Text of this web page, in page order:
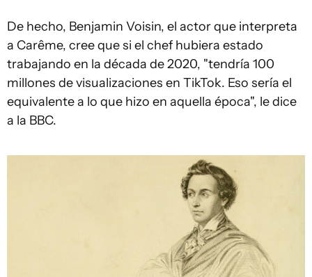
De hecho, Benjamin Voisin, el actor que interpreta
a Carême, cree que si el chef hubiera estado
trabajando en la década de 2020, "tendría 100
millones de visualizaciones en TikTok. Eso sería el
equivalente a lo que hizo en aquella época", le dice
a la BBC.